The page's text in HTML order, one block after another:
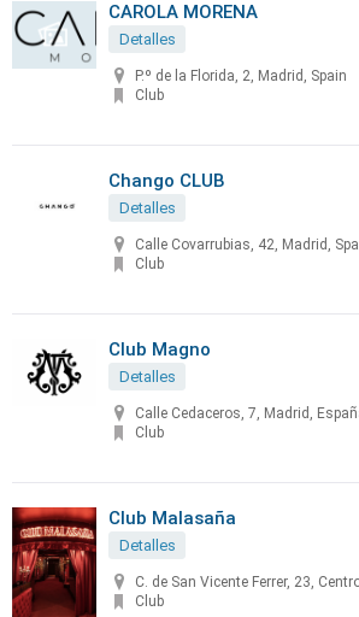
CAROLA MORENA
Detalles
P.º de la Florida, 2, Madrid, Spain
Club
Chango CLUB
Detalles
Calle Covarrubias, 42, Madrid,
Club
Club Magno
Detalles
Calle Cedaceros, 7, Madrid,
Club
Club Malasaña
Detalles
C. de San Vicente Ferrer, 23,
Club